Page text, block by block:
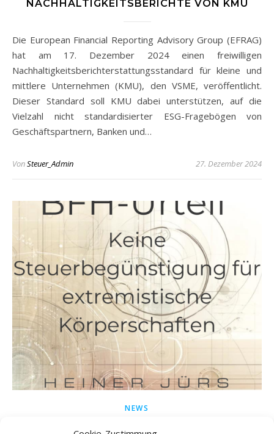
NACHHALTIGKEITSBERICHTE VON KMU
Die European Financial Reporting Advisory Group (EFRAG)
hat am 17. Dezember 2024 einen freiwilligen
Nachhaltigkeitsberichterstattungsstandard für kleine und
mittlere Unternehmen (KMU), den VSME, veröffentlicht.
Dieser Standard soll KMU dabei unterstützen, auf die
Vielzahl nicht standardisierter ESG-Fragebögen von
Geschäftspartnern, Banken und…
VonSteuer_Admin 27. Dezember 2024
NEWS